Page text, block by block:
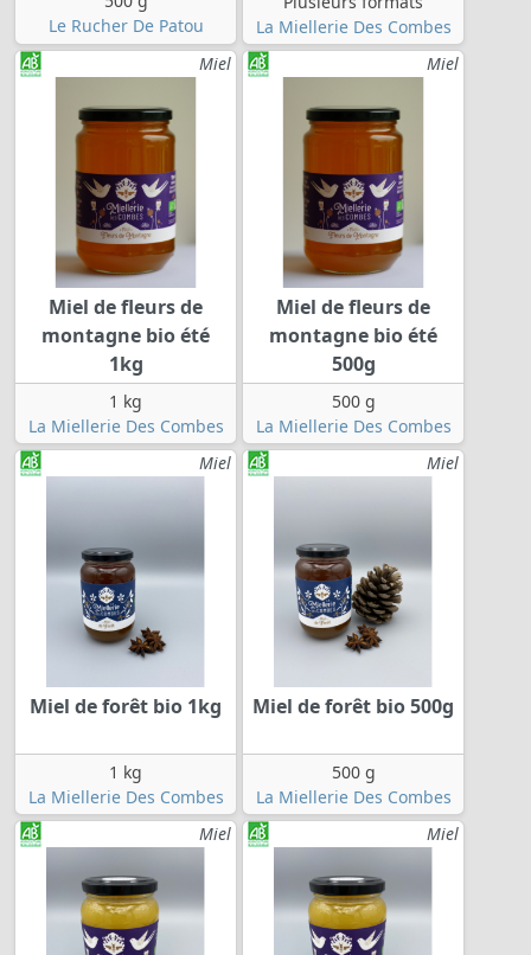
Le Rucher De Patou
La Miellerie Des Combes
Miel
Miel de fleurs de
montagne bio été
1kg
1 kg
La Miellerie Des Combes
Miel
Miel de fleurs de
montagne bio été
500g
500 g
La Miellerie Des Combes
Miel
Miel de forêt bio 1kg
1 kg
La Miellerie Des Combes
Miel
Miel de forêt bio 500g
500 g
La Miellerie Des Combes
Miel
Miel